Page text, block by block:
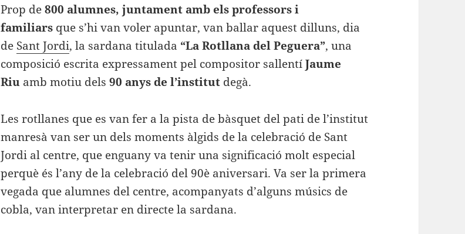
Prop de800 alumnes, juntament amb els professors i
familiars que s’hi van voler apuntar, van ballar aquest dilluns, dia
de Sant Jordi, la sardana titulada “La Rotllana del Peguera”, una
composició escrita expressament pel compositor sallentíJaume
Riu amb motiu dels90 anys de l’institut degà.
Les rotllanes que es van fer a la pista de bàsquet del pati de l’institut
manresà van ser un dels moments àlgids de la celebració de Sant
Jordi al centre, que enguany va tenir una significació molt especial
perquè és l’any de la celebració del 90è aniversari. Va ser la primera
vegada que alumnes del centre, acompanyats d’alguns músics de
cobla, van interpretar en directe la sardana.